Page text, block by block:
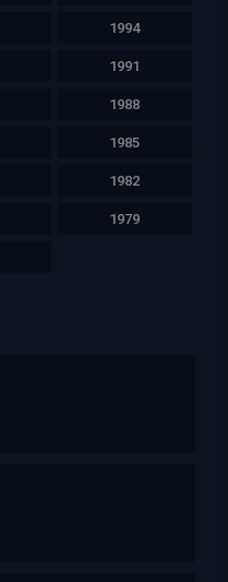
1994
1991
1988
1985
1982
1979